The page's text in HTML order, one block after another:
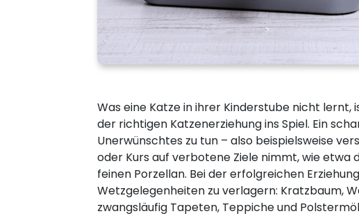
Was eine Katze in ihrer Kinderstube nicht
der richtigen Katzenerziehung ins Spiel. Ein
Unerwünschtes zu tun – also beispielsweise
oder Kurs auf verbotene Ziele nimmt, wie
feinen Porzellan. Bei der erfolgreichen
Wetzgelegenheiten zu verlagern: Kratzbaum,
zwangsläufig Tapeten, Teppiche und